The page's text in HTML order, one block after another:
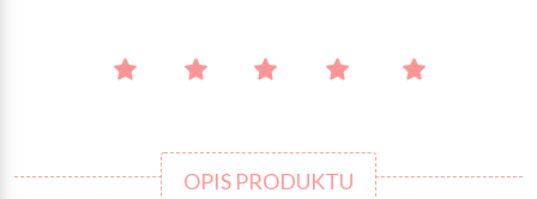
OPIS PRODUKTU